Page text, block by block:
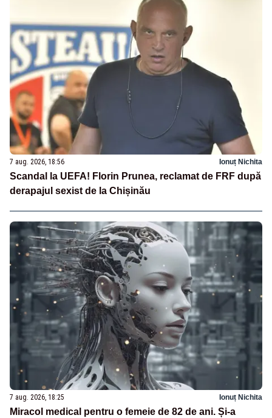
7 aug. 2026, 18:56 Ionuț Nichita
Scandal la UEFA! Florin Prunea, reclamat de FRF după
derapajul sexist de la Chișinău
7 aug. 2026, 18:25 Ionuț Nichita
Miracol medical pentru o femeie de 82 de ani. Și-a